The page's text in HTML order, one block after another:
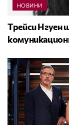
НОВИНИ
Трейси Нгуен